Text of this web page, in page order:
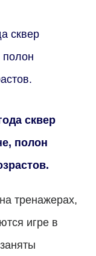
сквер
сквер
полон
тренажерах,
игре в